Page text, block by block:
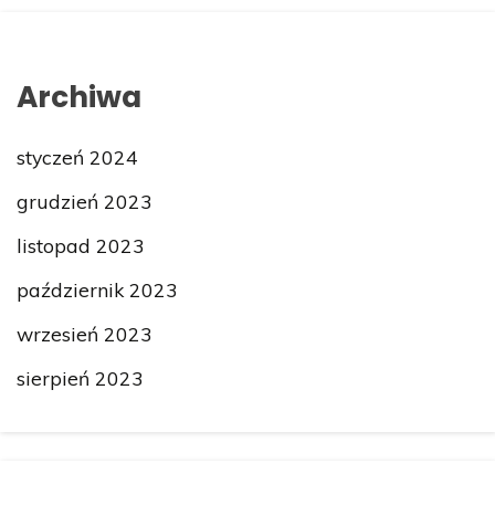
Archiwa
styczeń 2024
grudzień 2023
listopad 2023
październik 2023
wrzesień 2023
sierpień 2023